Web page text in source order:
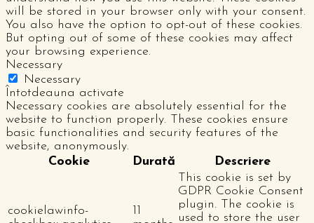
will be stored in your browser only with your consent.
You also have the option to opt-out of these cookies.
But opting out of some of these cookies may affect
your browsing experience.
Necessary
Necessary
Întotdeauna activate
Necessary cookies are absolutely essential for the
website to function properly. These cookies ensure
basic functionalities and security features of the
website, anonymously.
Cookie
Durată Descriere
cookielawinfo-
11
This cookie is set by
GDPR Cookie Consent
plugin. The cookie is
used to store the user